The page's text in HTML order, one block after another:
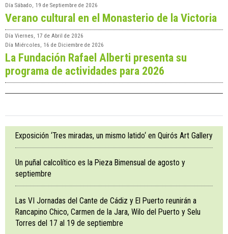
Día Sábado, 19 de Septiembre de 2026
Verano cultural en el Monasterio de la Victoria
Día Viernes, 17 de Abril de 2026
Día Miércoles, 16 de Diciembre de 2026
La Fundación Rafael Alberti presenta su
programa de actividades para 2026
Exposición ‘Tres miradas, un mismo latido‘ en Quirós Art Gallery
Un puñal calcolítico es la Pieza Bimensual de agosto y
septiembre
Las VI Jornadas del Cante de Cádiz y El Puerto reunirán a
Rancapino Chico, Carmen de la Jara, Wilo del Puerto y Selu
Torres del 17 al 19 de septiembre